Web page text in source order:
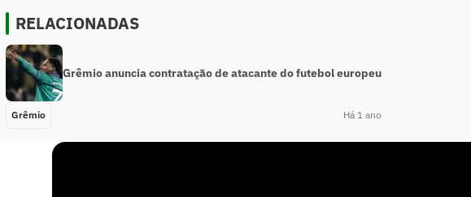
RELACIONADAS
Grêmio anuncia contratação de atacante do futebol europeu
Grêmio Há 1 ano